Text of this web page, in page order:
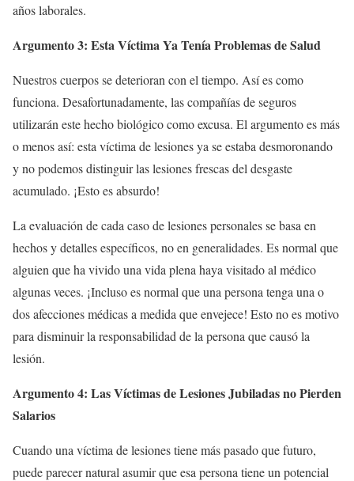
años laborales.
Argumento 3: Esta Víctima Ya Tenía Problemas de Salud
Nuestros cuerpos se deterioran con el tiempo. Así es como
funciona. Desafortunadamente, las compañías de seguros
utilizarán este hecho biológico como excusa. El argumento es más
o menos así: esta víctima de lesiones ya se estaba desmoronando
y no podemos distinguir las lesiones frescas del desgaste
acumulado. ¡Esto es absurdo!
La evaluación de cada caso de lesiones personales se basa en
hechos y detalles específicos, no en generalidades. Es normal que
alguien que ha vivido una vida plena haya visitado al médico
algunas veces. ¡Incluso es normal que una persona tenga una o
dos afecciones médicas a medida que envejece! Esto no es motivo
para disminuir la responsabilidad de la persona que causó la
lesión.
Argumento 4: Las Víctimas de Lesiones Jubiladas no Pierden
Salarios
Cuando una víctima de lesiones tiene más pasado que futuro,
puede parecer natural asumir que esa persona tiene un potencial